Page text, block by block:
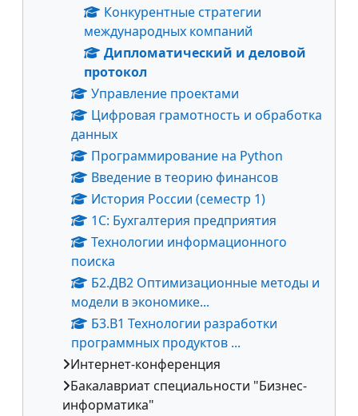
Конкурентные стратегии
международных компаний
Дипломатический и деловой
протокол
Управление проектами
Цифровая грамотность и обработка
данных
Программирование на Python
Введение в теорию финансов
История России (семестр 1)
1С: Бухгалтерия предприятия
Технологии информационного
поиска
Б2.ДВ2 Оптимизационные методы и
модели в экономике...
Б3.В1 Технологии разработки
программных продуктов ...
Интернет-конференция
Бакалавриат специальности "Бизнес-
информатика"